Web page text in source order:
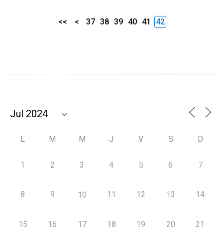
<< < 37 38 39 40 41 42
L M M J V S D
1 2 3 4 5 6 7
8 9 10 11 12 13 14
15 16 17 18 19 20 21